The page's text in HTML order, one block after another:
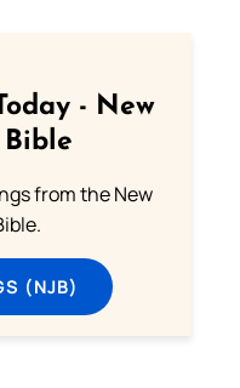
- New
Bible
from the New
(NJB)